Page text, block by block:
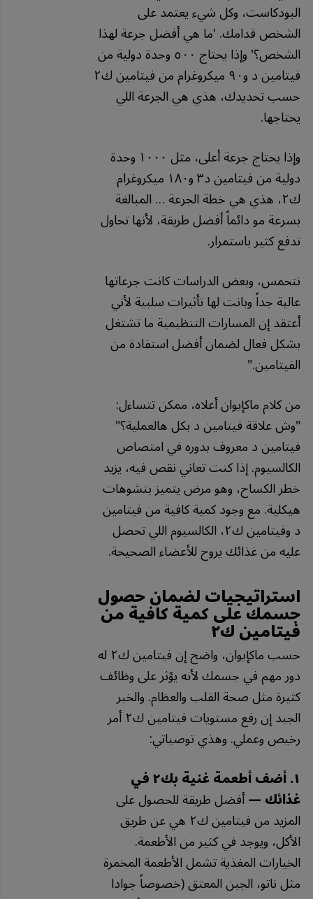
البودكاست، وكلشيءيعتمدعلى
الشخصقدامك. 'ماهيأفضلجرعةلهذا
الشخص؟'وإذايحتاج ٥٠٠وحدةدوليةمن
فيتاميندو٩٠ ميكروغراممنفيتامينك٢
حسبتحديدك، هذيهيالجرعةاللي
يحتاجها.
وإذايحتاججرعةأعلى، مثل ١٠٠٠ وحدة
دوليةمنفيتاميند٣ و١٨٠ ميكروغرام
ك٢، هذيهيخطةالجرعة…المبالغة
بسرعةمودائماًأفضلطريقة، لأنهاتحاول
تدفعكثيرباستمرار.
نتحمس، وبعضالدراساتكانتجرعاتها
عاليةجداًوبانتلهاتأثيراتسلبيةلأني
أعتقدإنالمساراتالتنظيميةماتشتغل
بشكلفعاللضمانأفضلاستفادةمن
الفيتامين."
من كلام ماكإيوان أعلاه، ممكن تتساءل:
"وش علاقة فيتامين د بكل هالعملية؟"
فيتامين د معروف بدوره في امتصاص
الكالسيوم. إذا كنت تعاني نقص فيه، يزيد
خطر الكساح، وهو مرض يتميز بتشوهات
هيكلية. مع وجود كمية كافية من فيتامين
د وفيتامين ك٢، الكالسيوم اللي تحصل
عليه من غذائك يروح للأعضاء الصحيحة.
استراتيجيات لضمان حصول
جسمك على كمية كافية من
فيتامين ك٢
حسب ماكإيوان، واضح إن فيتامين ك٢ له
دور مهم في جسمك لأنه يؤثر على وظائف
كثيرة مثل صحة القلب والعظام. والخبر
الجيد إن رفع مستويات فيتامين ك٢ أمر
رخيص وعملي. وهذي توصياتي:
١. أضف أطعمة غنية بك٢ في
غذائك —أفضل طريقة للحصول على
المزيد من فيتامين ك٢ هي عن طريق
الأكل، ويوجد في كثير من الأطعمة.
الخيارات المغذية تشمل الأطعمة المخمرة
مثل ناتو، الجبن المعتق (خصوصاً جوادا